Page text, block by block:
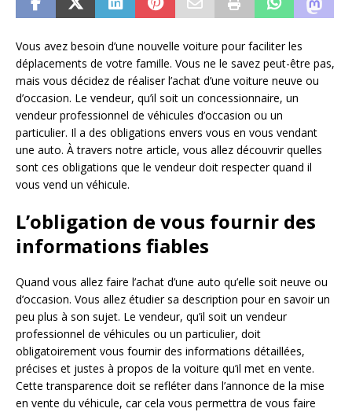
Vous avez besoin d’une nouvelle voiture pour faciliter les
déplacements de votre famille. Vous ne le savez peut-être pas,
mais vous décidez de réaliser l’achat d’une voiture neuve ou
d’occasion. Le vendeur, qu’il soit un concessionnaire, un
vendeur professionnel de véhicules d’occasion ou un
particulier. Il a des obligations envers vous en vous vendant
une auto. À travers notre article, vous allez découvrir quelles
sont ces obligations que le vendeur doit respecter quand il
vous vend un véhicule.
L’obligation de vous fournir des
informations fiables
Quand vous allez faire l’achat d’une auto qu’elle soit neuve ou
d’occasion. Vous allez étudier sa description pour en savoir un
peu plus à son sujet. Le vendeur, qu’il soit un vendeur
professionnel de véhicules ou un particulier, doit
obligatoirement vous fournir des informations détaillées,
précises et justes à propos de la voiture qu’il met en vente.
Cette transparence doit se refléter dans l’annonce de la mise
en vente du véhicule, car cela vous permettra de vous faire